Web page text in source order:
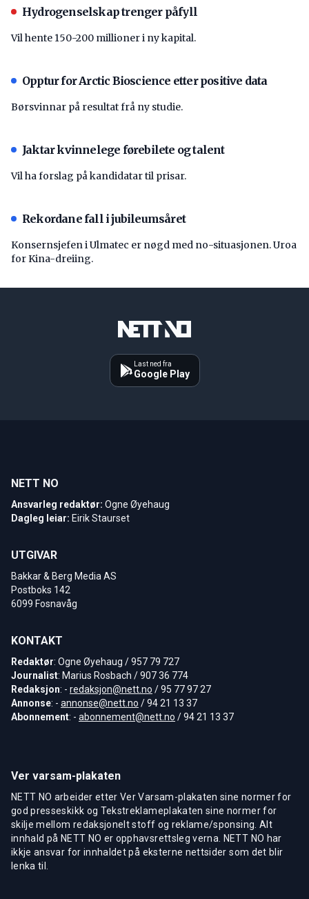
Hydrogenselskap trenger påfyll
Vil hente 150-200 millioner i ny kapital.
Opptur for Arctic Bioscience etter positive data
Børsvinnar på resultat frå ny studie.
Jaktar kvinnelege førebilete og talent
Vil ha forslag på kandidatar til prisar.
Rekordane fall i jubileumsåret
Konsernsjefen i Ulmatec er nøgd med no-situasjonen. Uroa
for Kina-dreiing.
Last ned fra
Google Play
NETT NO
Ansvarleg redaktør: Ogne Øyehaug
Dagleg leiar: Eirik Staurset
UTGIVAR
Bakkar & Berg Media AS
Postboks 142
6099 Fosnavåg
KONTAKT
Redaktør: Ogne Øyehaug / 957 79 727
Journalist: Marius Rosbach / 907 36 774
Redaksjon: - redaksjon@nett.no / 95 77 97 27
Annonse: - annonse@nett.no / 94 21 13 37
Abonnement: - abonnement@nett.no / 94 21 13 37
Ver varsam-plakaten
NETT NO arbeider etter Ver Varsam-plakaten sine normer for
god presseskikk og Tekstreklameplakaten sine normer for
skilje mellom redaksjonelt stoff og reklame/sponsing. Alt
innhald på NETT NO er opphavsrettsleg verna. NETT NO har
ikkje ansvar for innhaldet på eksterne nettsider som det blir
lenka til.